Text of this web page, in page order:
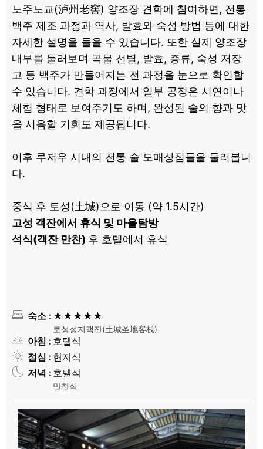
노주노교(泸州老窖) 양조장 견학에 참여하면, 전통
백주 제조 과정과 역사, 발효와 숙성 방법 등에 대한
자세한 설명을 들을 수 있습니다. 또한 실제 양조장
내부를 둘러보며 곡물 선별, 발효, 증류, 숙성 저장
고 등 백주가 만들어지는 전 과정을 눈으로 확인할
수 있습니다. 견학 과정에서 일부 공정은 시연이나
체험 형태로 보여주기도 하며, 완성된 술의 향과 맛
을 시음할 기회도 제공됩니다.
이후 루저우 시내의 전통 술 도매상점들을 둘러봅니
다.
중식 후 토성(土城)으로 이동 (약 1.5시간)
고성 객잔에서 휴식 및 마을탐방
석식(객잔 만찬) 후 호텔에서 휴식
숙소 ★★★★★
토성성지객잔(土城圣地客栈)
아침
호텔식
점심
현지식
저녁
호텔식
만찬식